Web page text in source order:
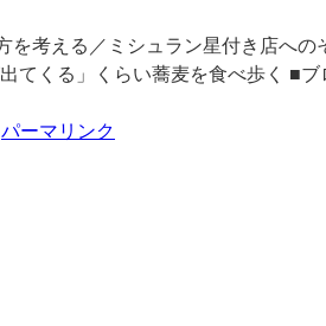
考える／ミシュラン星付き店へ
てくる」くらい蕎麦を食べ歩く ■
パーマリンク